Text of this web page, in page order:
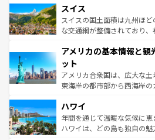
を参照してほしい。
は、お酒好きな人にはぜひ体験してほ
ドイツ情報はコンテンツ一覧
リアごとに異なる魅力がある
ティー、ビール好きにはた
戦など、本場だからこそで
ンツ一覧を参照してほしい。
スイス
スイスの国土面積は九州ほ
な交通網が整備されており
の建物がそのまま残る町や、
博物館もあり、アルプス観光
ことができる。国民の所得が
者向けの交通パス提供のサ
着のスイス情報は
アメリカの基本情報と
ット
アメリカ合衆国は、広大な土
東海岸の都市部から西海岸
のような巨大都市は、観光、
ンメントが詰まった刺激的
西部には大自然が広がり、
ハワイ
年間を通じて温暖な気候に
ハワイは、どの島も独自の